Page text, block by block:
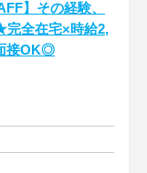
】その経験、
完全在宅×時給2,
接OK◎